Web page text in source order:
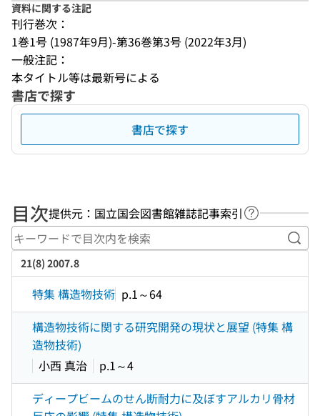
資料に関する注記
刊行巻次：
1巻1号 (1987年9月)-第36巻第3号 (2022年3月)
一般注記：
本タイトル等は最新号による
書店で探す
書店で探す
目次提供元：国立国会図書館雑誌記事索引 ヘルプペー
キ
21(8) 2007.8
特集 構造物技術 p.1～64
構造物技術に関する研究開発の現状と展望 (特集 構
造物技術)
小西 真治
p.1～4
ディープビームのせん断耐力に及ぼすアルカリ骨材